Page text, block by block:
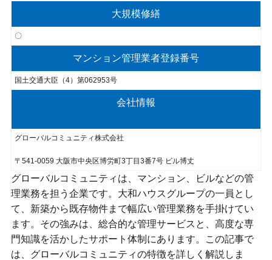
大規模修繕
〇
マンション管理業者登録番号
国土交通大臣（4）第062953号
会社情報
グローバルコミュニティ株式会社
〒541-0059 大阪市中央区博労町3丁目3番7号 ビル博丈
グローバルコミュニティは、マンション、ビルなどの管
理業務を担う企業です。大和ハウスグループの一員とし
て、新築から既存物件まで幅広い管理業務を手掛けてい
ます。その強みは、総合的な管理サービスと、高度な専
門知識を活かしたサポート体制にあります。この記事で
は、グローバルコミュニティの特徴を詳しく解説しま